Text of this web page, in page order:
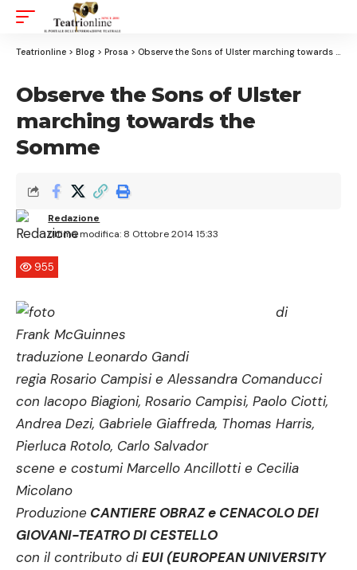
Resizer
Teatrionline > Blog > Prosa > Observe the Sons of Ulster marching towards the Somme
Observe the Sons of Ulster
marching towards the
Somme
Ultima modifica: 8 Ottobre 2014 15:33
Redazione
955
di
Frank McGuinnes
traduzione Leonardo Gandi
regia Rosario Campisi e Alessandra Comanducci
con Iacopo Biagioni, Rosario Campisi, Paolo Ciotti,
Andrea Dezi, Gabriele Giaffreda, Thomas Harris,
Pierluca Rotolo, Carlo Salvador
scene e costumiMarcello Ancillottie Cecilia
Micolano
Produzione CANTIERE OBRAZ e CENACOLO DEI
GIOVANI-TEATRO DI CESTELLO
con il contributo diEUI (EUROPEAN UNIVERSITY